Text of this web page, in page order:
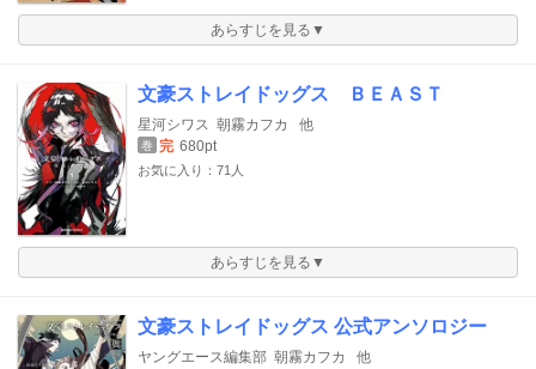
あらすじを見る▼
文豪ストレイドッグス ＢＥＡＳＴ
星河シワス 朝霧カフカ 他
巻 完 680pt
お気に入り：71人
あらすじを見る▼
文豪ストレイドッグス 公式アンソロジー
ヤングエース編集部 朝霧カフカ 他